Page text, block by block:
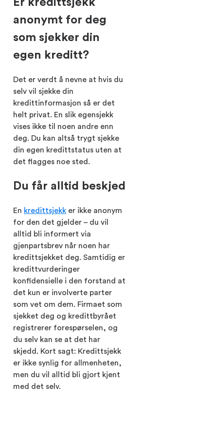
Er kredittsjekk
anonymt for deg
som sjekker din
egen kreditt?
Det er verdt å nevne at hvis du
selv vil sjekke din
kredittinformasjon så er det
helt privat. En slik egensjekk
vises ikke til noen andre enn
deg. Du kan altså trygt sjekke
din egen kredittstatus uten at
det flagges noe sted.
Du får alltid beskjed
En kredittsjekk er ikke anonym
for den det gjelder – du vil
alltid bli informert via
gjenpartsbrev når noen har
kredittsjekket deg. Samtidig er
kredittvurderinger
konfidensielle i den forstand at
det kun er involverte parter
som vet om dem. Firmaet som
sjekket deg og kredittbyrået
registrerer forespørselen, og
du selv kan se at det har
skjedd. Kort sagt: Kredittsjekk
er ikke synlig for allmenheten,
men du vil alltid bli gjort kjent
med det selv.